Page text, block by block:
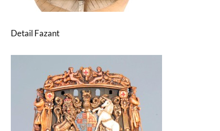
Detail Fazant